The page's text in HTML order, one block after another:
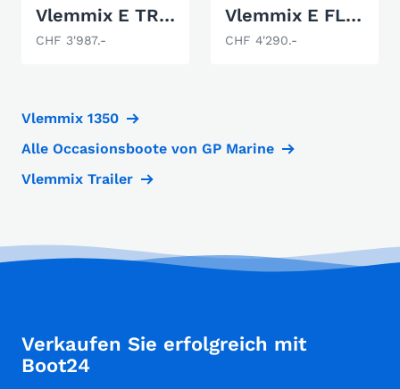
Vlemmix E TRAILER 1800 KG 1 X AS 1800 KG
CHF 3'987.-
Vlemmix E FLEX-ROLL TRAILER 1800KG 1XAS1800KGmZ
CHF 4'290.-
Vlemmix 1350
Alle Occasionsboote von GP Marine
Vlemmix Trailer
Verkaufen Sie erfolgreich mit
Boot24